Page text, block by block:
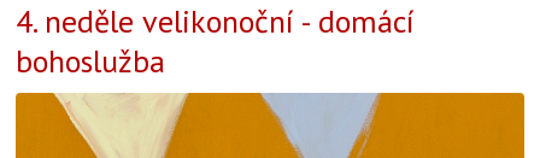
4. neděle velikonoční - domácí
bohoslužba